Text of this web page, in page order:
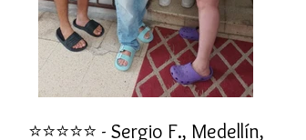
⭐⭐⭐⭐⭐ - Sergio F., Medellín,